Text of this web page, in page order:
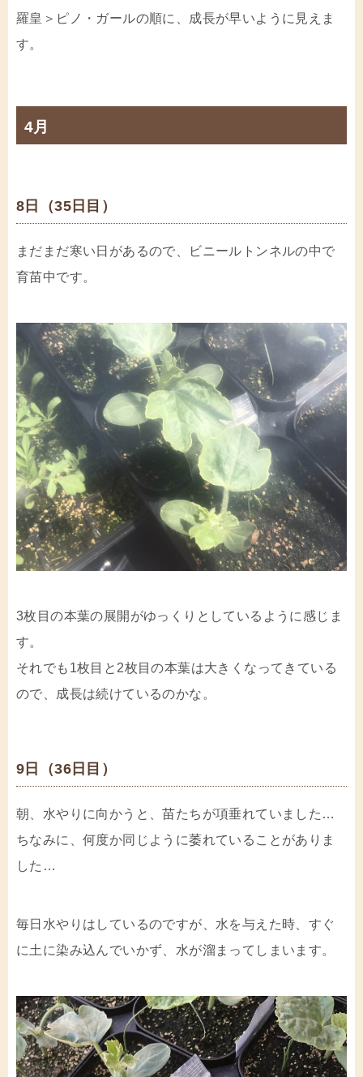
羅皇＞ピノ・ガールの順に、成長が早いように見えま
す。
4月
8日（35日目）
まだまだ寒い日があるので、ビニールトンネルの中で
育苗中です。
3枚目の本葉の展開がゆっくりとしているように感じま
す。
それでも1枚目と2枚目の本葉は大きくなってきている
ので、成長は続けているのかな。
9日（36日目）
朝、水やりに向かうと、苗たちが項垂れていました…
ちなみに、何度か同じように萎れていることがありま
した…
毎日水やりはしているのですが、水を与えた時、すぐ
に土に染み込んでいかず、水が溜まってしまいます。